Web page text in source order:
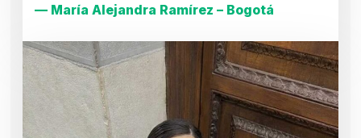
— María Alejandra Ramírez – Bogotá